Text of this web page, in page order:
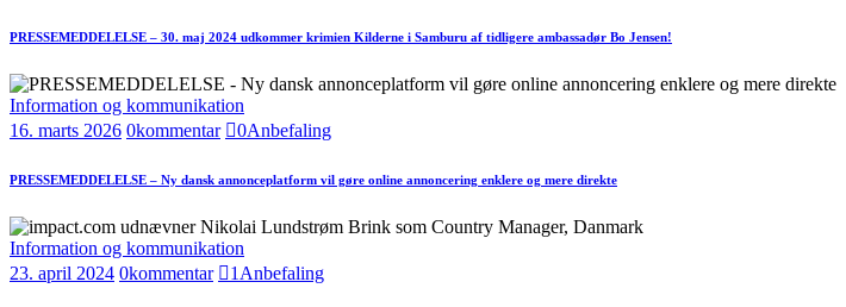
PRESSEMEDDELELSE – 30. maj 2024 udkommer krimien Kilderne i Samburu af tidligere ambassadør Bo Jensen!
Information og kommunikation
16. marts 2026 0kommentar 0Anbefaling
PRESSEMEDDELELSE – Ny dansk annonceplatform vil gøre online annoncering enklere og mere direkte
Information og kommunikation
23. april 2024 0kommentar 1 Anbefaling